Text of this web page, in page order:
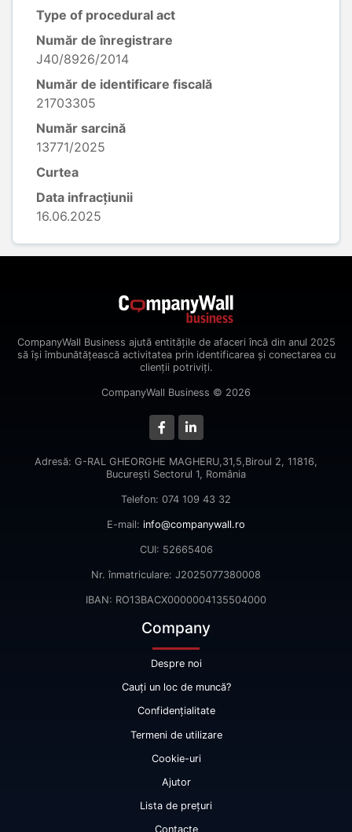
Type of procedural act
Număr de înregistrare
J40/8926/2014
Număr de identificare fiscală
21703305
Număr sarcină
13771/2025
Curtea
Data infracțiunii
16.06.2025
CompanyWall Business ajută entitățile de afaceri încă din anul 2025
să își îmbunătățească activitatea prin identificarea și conectarea cu
clienții potriviți.
CompanyWall Business © 2026
Adresă: G-RAL GHEORGHE MAGHERU,31,5,Biroul 2, 11816,
Bucureşti Sectorul 1, România
Telefon: 074 109 43 32
E-mail: info@companywall.ro
CUI: 52665406
Nr. înmatriculare: J2025077380008
IBAN: RO13BACX0000004135504000
Company
Despre noi
Cauți un loc de muncă?
Confidențialitate
Termeni de utilizare
Cookie-uri
Ajutor
Lista de prețuri
Contacte